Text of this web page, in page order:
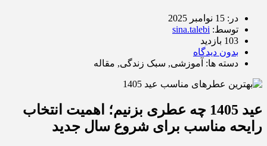
در: 15 نوامبر 2025
توسط: sina.talebi
103 بازدید
بدون دیدگاه
دسته ها: آموزشی, سبک زندگی, مقاله
عید 1405 چه عطری بزنیم؛ اهمیت انتخاب
رایحه مناسب برای شروع سال جدید